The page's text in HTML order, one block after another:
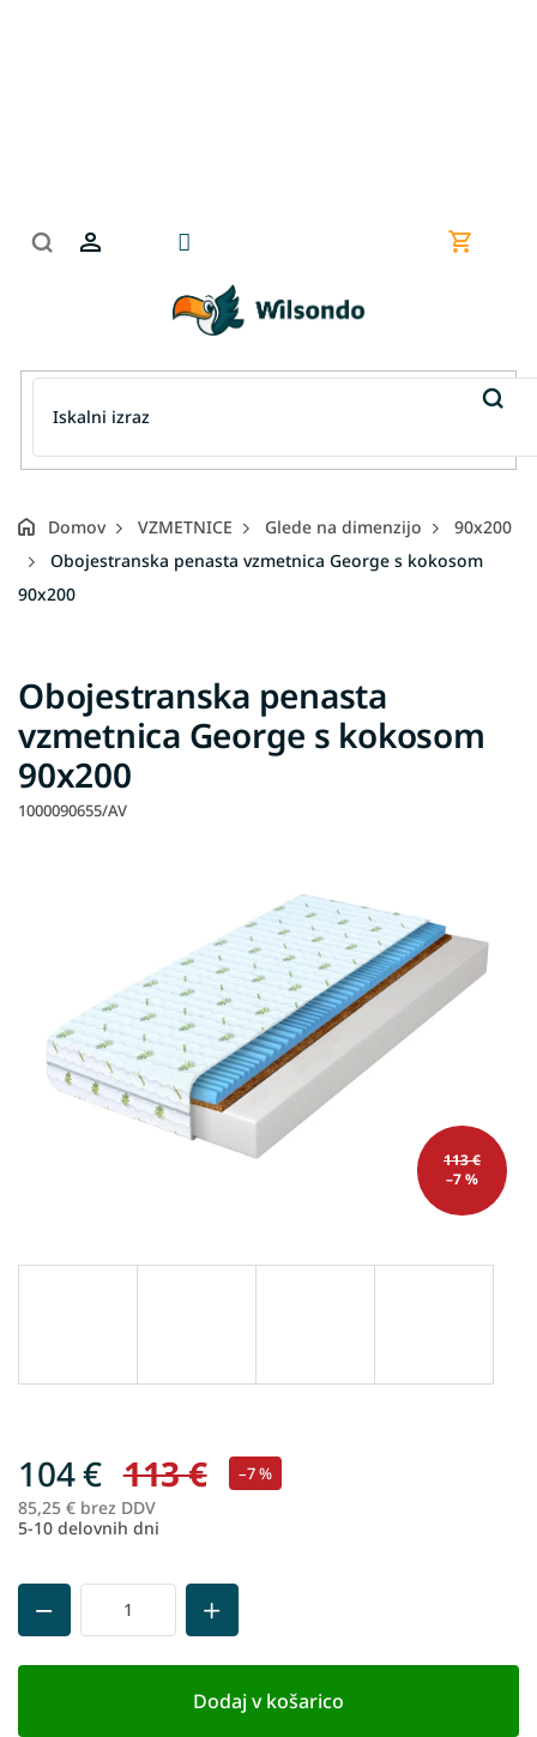
Domov VZMETNICE Glede na dimenzijo
90x200
Obojestranska penasta vzmetnica George s kokosom
90x200
Obojestranska penasta
vzmetnica George s kokosom
90x200
1000090655/AV
113 €
–7 %
113 € –7 %
104 €
85,25 € brez DDV
5-10 delovnih dni
Dodaj v košarico